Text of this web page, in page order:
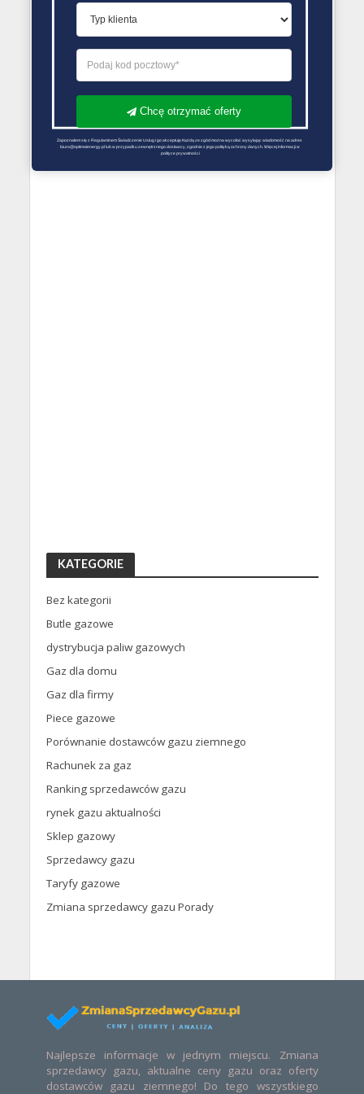
KATEGORIE
Bez kategorii
Butle gazowe
dystrybucja paliw gazowych
Gaz dla domu
Gaz dla firmy
Piece gazowe
Porównanie dostawców gazu ziemnego
Rachunek za gaz
Ranking sprzedawców gazu
rynek gazu aktualności
Sklep gazowy
Sprzedawcy gazu
Taryfy gazowe
Zmiana sprzedawcy gazu Porady
Najlepsze informacje w jednym miejscu. Zmiana
sprzedawcy gazu, aktualne ceny gazu oraz oferty
dostawców gazu ziemnego! Do tego wszystkiego
Chcę otrzymać oferty
Zapoznałem się z Regulaminem Świadczenie Usług i go akceptuję Każdą ze zgód można wycofać wysyłając wiadomość na adres
biuro@optimalenergy.pl lub w przypadku zewnętrznego dostawcy, zgodnie z jego polityką ochrony danych. Więcej informacji w
polityce prywatności